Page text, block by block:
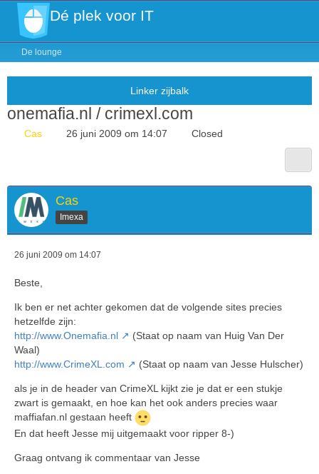
Dé plek voor IT
De lounge
onemafia.nl / crimexl.com
Cas 26 juni 2009 om 14:07 Closed
Cas
Imexa
26 juni 2009 om 14:07
Beste,
Ik ben er net achter gekomen dat de volgende sites precies
hetzelfde zijn:
http://www.Onemafia.nl
(Staat op naam van Huig Van Der
Waal)
http://www.CrimeXL.com
(Staat op naam van Jesse Hulscher)
als je in de header van CrimeXL kijkt zie je dat er een stukje
zwart is gemaakt, en hoe kan het ook anders precies waar
maffiafan.nl gestaan heeft
En dat heeft Jesse mij uitgemaakt voor ripper 8-)
Graag ontvang ik commentaar van Jesse